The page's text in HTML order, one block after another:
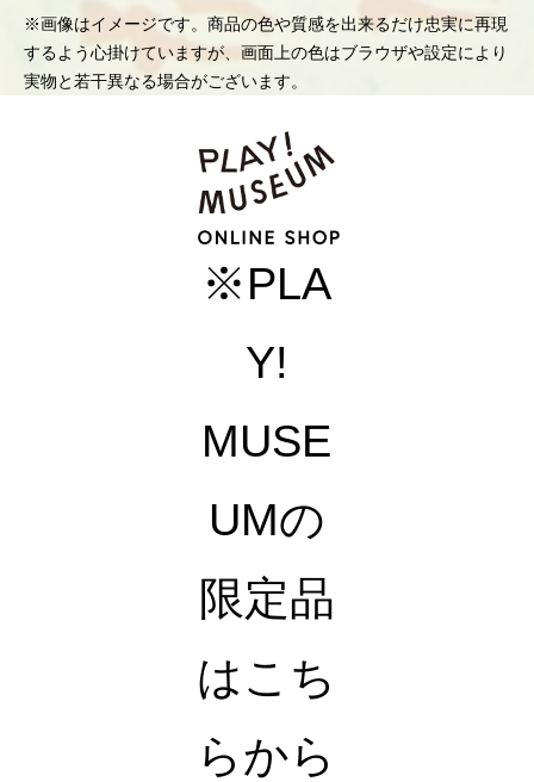
※画像はイメージです。商品の色や質感を出来るだけ忠実に再現
するよう心掛けていますが、画面上の色はブラウザや設定により
実物と若干異なる場合がございます。
※PLA
Y!
MUSE
UMの
限定品
はこち
らから